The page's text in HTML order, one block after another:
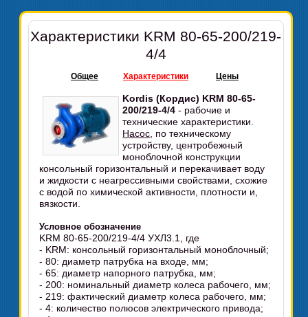
Характеристики KRM 80-65-200/219-
4/4
Общее Характеристики Цены
Kordis (Кордис) KRM 80-65-
200/219-4/4 - рабочие и
технические характеристики.
Насос , по техническому
устройству, центробежный
моноблочной конструкции
консольный горизонтальный и перекачивает воду
и жидкости с неагрессивными свойствами, схожие
с водой по химической активности, плотности и,
вязкости.
Условное обозначение
KRM 80-65-200/219-4/4 УХЛ3.1, где
- KRM: консольный горизонтальный моноблочный;
- 80: диаметр патрубка на входе, мм;
- 65: диаметр напорного патрубка, мм;
- 200: номинальный диаметр колеса рабочего, мм;
- 219: фактический диаметр колеса рабочего, мм;
- 4: количество полюсов электрического привода;